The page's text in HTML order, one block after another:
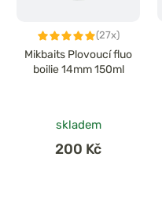
(27x)
Mikbaits Plovoucí fluo
boilie 14mm 150ml
skladem
200 Kč